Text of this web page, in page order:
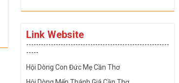
Link Website
----------------------------------------------------------
-----
Hội Dòng Con Đức Mẹ Cần Thơ